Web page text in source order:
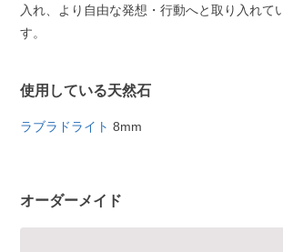
入れ、より自由な発想・行動へと取り入れて
す。
使用している天然石
ラブラドライト 8mm
オーダーメイド